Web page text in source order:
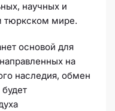
научных и
тюркском мире.
основой для
на
наследия, обмен